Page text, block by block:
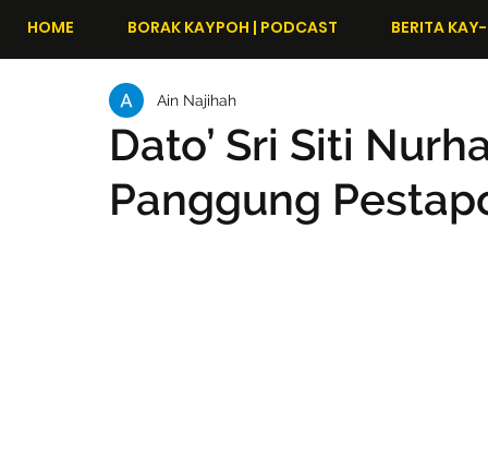
HOME BORAK KAYPOH | PODCAST BERITA
Dato’ Sri Siti
Panggung
Ain Najihah